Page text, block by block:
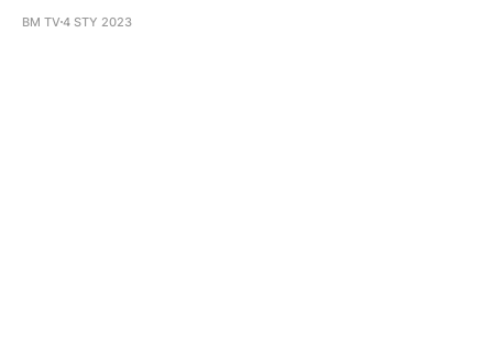
BM TV4 STY 2023